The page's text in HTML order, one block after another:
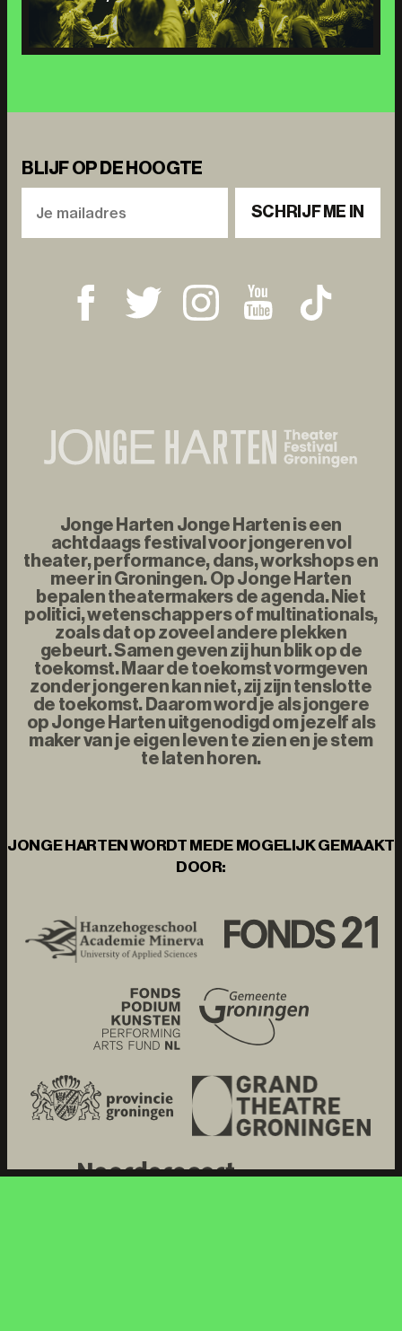
BLIJF OP DE HOOGTE
SCHRIJF ME IN
Jonge Harten Jonge Harten is een
achtdaags festival voor jongeren vol
theater, performance, dans, workshops en
meer in Groningen. Op Jonge Harten
bepalen theatermakers de agenda. Niet
politici, wetenschappers of multinationals,
zoals dat op zoveel andere plekken
gebeurt. Samen geven zij hun blik op de
toekomst. Maar de toekomst vormgeven
zonder jongeren kan niet, zij zijn tenslotte
de toekomst. Daarom word je als jongere
op Jonge Harten uitgenodigd om jezelf als
maker van je eigen leven te zien en je stem
te laten horen.
JONGE HARTEN WORDT MEDE MOGELIJK GEMAAKT
DOOR: